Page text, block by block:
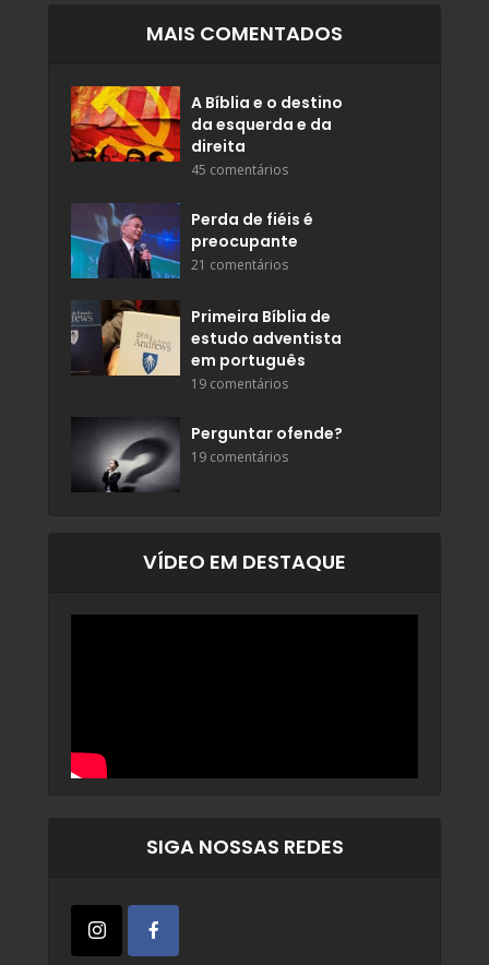
MAIS COMENTADOS
A Bíblia e o destino
da esquerda e da
direita
45 comentários
Perda de fiéis é
preocupante
21 comentários
Primeira Bíblia de
estudo adventista
em português
19 comentários
Perguntar ofende?
19 comentários
VÍDEO EM DESTAQUE
SIGA NOSSAS REDES